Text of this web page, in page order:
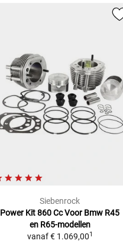
Siebenrock
Power Kit 860 Cc Voor Bmw R45
en R65-modellen
vanaf € 1.069,001